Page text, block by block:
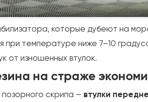
которые дубеют на
температуре ниже 7–10
от изношенных втулок.
на страже
позорного скрипа — втулки